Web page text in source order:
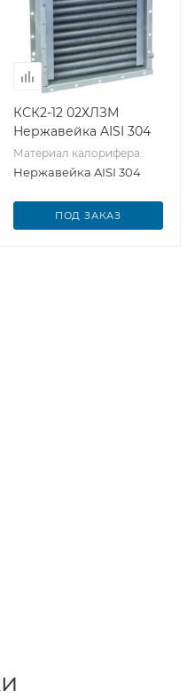
КСК2-12 02ХЛЗМ
Нержавейка AISI 304
Материал калорифера:
Нержавейка AISI 304
ПОД ЗАКАЗ